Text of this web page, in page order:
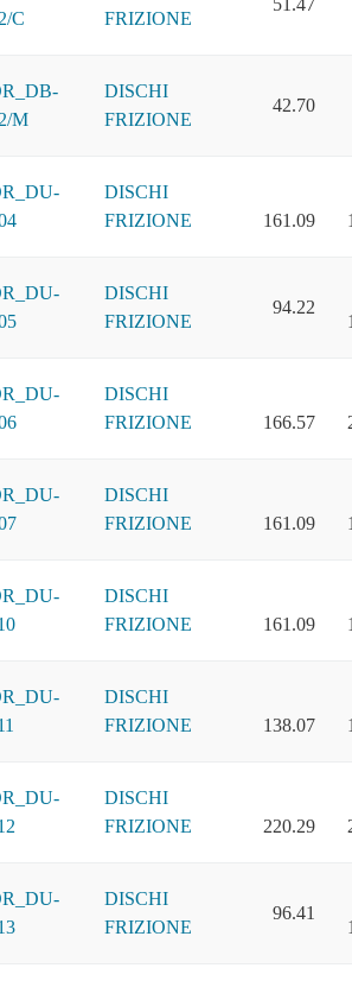
C FRIZIONE
51.47
M
DISCHI
FRIZIONE
42.70
DISCHI
FRIZIONE
161.09
DISCHI
FRIZIONE
94.22
DISCHI
FRIZIONE
166.57
DISCHI
FRIZIONE
161.09
DISCHI
FRIZIONE
161.09
DISCHI
FRIZIONE
138.07
DISCHI
FRIZIONE
220.29
DISCHI
FRIZIONE
96.41